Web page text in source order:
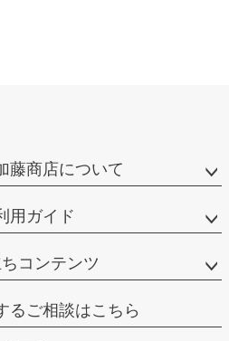
藤商店について
用ガイド
コンテンツ
るご相談はこちら